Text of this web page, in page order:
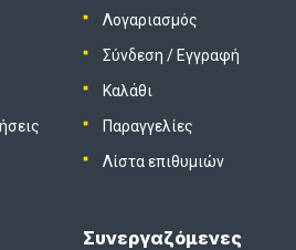
Λογαριασμός
Σύνδεση / Εγγραφή
Καλάθι
Παραγγελίες
Λίστα επιθυμιών
Συνεργαζόμενες